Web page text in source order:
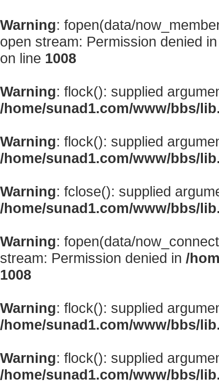
Warning: fopen(data/
open stream: Permission denied
on line 1008
Warning: flock(): supplied
/home/sunad1.com/www/bbs/
Warning: flock(): supplied
/home/sunad1.com/www/bbs/
Warning: fclose(): supplied
/home/sunad1.com/www/bbs/
Warning: fopen(data/
stream: Permission denied in /
1008
Warning: flock(): supplied
/home/sunad1.com/www/bbs/
Warning: flock(): supplied
/home/sunad1.com/www/bbs/